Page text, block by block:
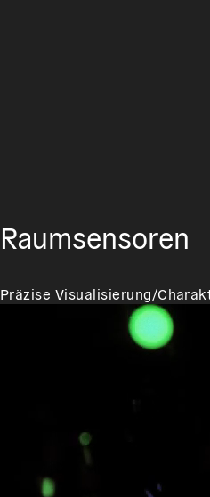
Raumsensoren
Präzise Visualisierung/